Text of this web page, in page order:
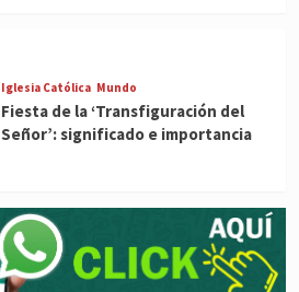
Iglesia Católica Mundo
Fiesta de la ‘Transfiguración del
Señor’: significado e importancia